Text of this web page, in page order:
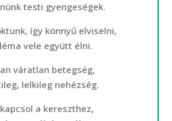
testi gyengeségek.
így könnyű elviselni,
vele együtt élni.
váratlan betegség,
lelkileg nehézség.
a kereszthez,